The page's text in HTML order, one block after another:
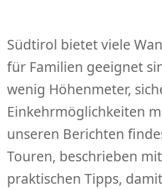
Südtirol bietet viele
für Familien geeignet
wenig Höhenmeter,
Einkehrmöglichkeiten
unseren Berichten
Touren, beschrieben
praktischen Tipps,